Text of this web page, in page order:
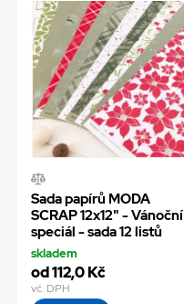
Sada papírů MODA
SCRAP 12x12" - Vánoční
speciál - sada 12 listů
skladem
od 112,0 Kč
vč. DPH